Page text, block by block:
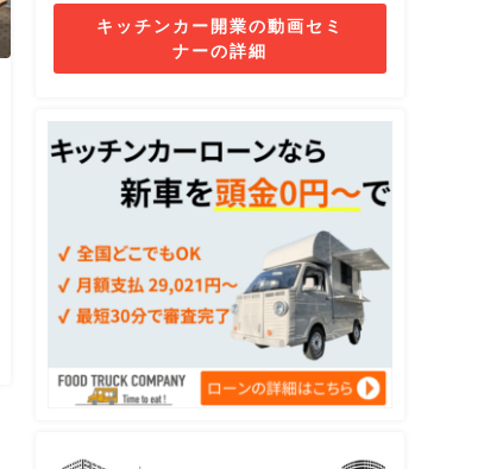
キッチンカー開業の動画セミ
ナーの詳細